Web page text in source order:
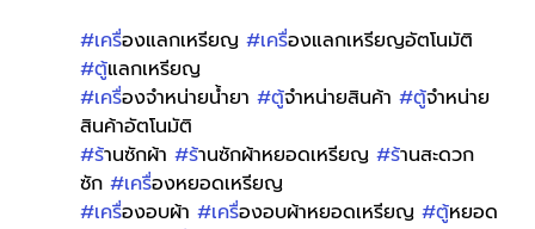
#เครื่องแลกเหรียญ #เครื่องแลกเหรียญอัตโนมัติ
#ตู้แลกเหรียญ
#เครื่องจำหน่ายน้ำยา #ตู้จำหน่ายสินค้า #ตู้จำหน่าย
สินค้าอัตโนมัติ
#ร้านซักผ้า #ร้านซักผ้าหยอดเหรียญ #ร้านสะดวก
ซัก #เครื่องหยอดเหรียญ
#เครื่องอบผ้า #เครื่องอบผ้าหยอดเหรียญ #ตู้หยอด